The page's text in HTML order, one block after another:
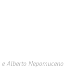
e Alberto Nepomuceno